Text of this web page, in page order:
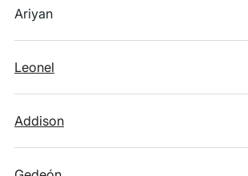
Ariyan
Leonel
Addison